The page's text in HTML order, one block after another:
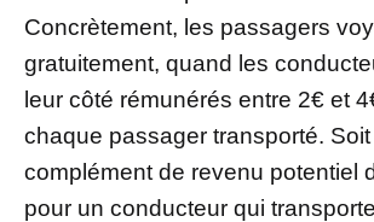
Concrètement, les passagers
gratuitement, quand les
leur côté rémunérés entre 2€ et
chaque passager transporté. Soit
complément de revenu potentiel
pour un conducteur qui